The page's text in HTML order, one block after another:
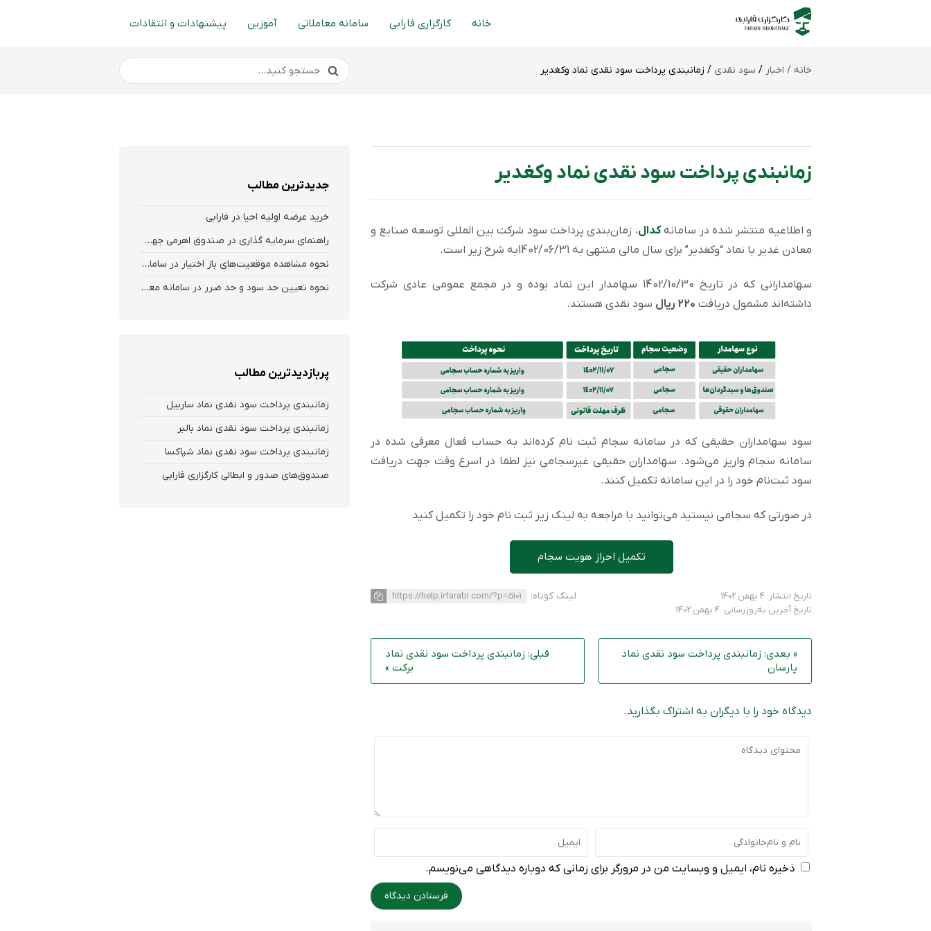
خانه کارگزاری فارابی سامانه معاملاتی آموزین پیشنهادات و انتقادات
خانه / اخبار / سود نقدی / زمانبندی پرداخت سود نقدی نماد وکغدیر
زمانبندی پرداخت سود نقدی نماد وکغدیر
و اطلاعیه منتشر شده در سامانهکدال، زمان‌بندی پرداخت سود شرکت بين المللی توسعه صنايع و
معادن غدير با نماد “وکغدیر” برای سال مالی منتهی به 1402/06/31به شرح زیر است.
سهامدارانی که در تاریخ 1402/10/30 سهامدار این نماد بوده و در مجمع عمومی عادی شرکت
داشته‌اند مشمول دریافت 220 ریال سود نقدی هستند.
سود سهامداران حقیقی که در سامانه سجام ثبت نام کرده‌اند به حساب فعال معرفی شده در
سامانه سجام واریز می‌شود. سهامداران حقیقی غیرسجامی نیز لطفا در اسرع وقت جهت دریافت
سود ثبت‌نام خود را در این سامانه تکمیل کنند.
در صورتی که سجامی نیستید می‌توانید با مراجعه به لینک زیر ثبت نام خود را تکمیل کنید
تکمیل احراز هویت سجام
تاریخ انتشار: 4 بهمن 1402
تاریخ آخرین به‌روزرسانی: 4 بهمن 1402
لینک کوتاه: https://help.irfarabi.com/?p=5101
« بعدی: زمانبندی پرداخت سود نقدی نماد
پارسان
قبلی: زمانبندی پرداخت سود نقدی نماد
برکت »
دیدگاه خود را با دیگران به اشتراک بگذارید.
ذخیره نام، ایمیل و وبسایت من در مرورگر برای زمانی که دوباره دیدگاهی می‌نویسم.
جدیدترین مطالب
خرید عرضه اولیه احیا در فارابی
راهنمای سرمایه گذاری در صندوق اهرمی جهش
نحوه‌ مشاهده‌ موقعیت‌های باز اختیار در سامانه هلیوم و نکست
نحوه تعیین حد سود و حد ضرر در سامانه معاملاتی کارگزاری فارابی
پربازدیدترین مطالب
زمانبندی پرداخت سود نقدی نماد ساربیل
زمانبندی پرداخت سود نقدی نماد بالبر
زمانبندی پرداخت سود نقدی نماد شپاکسا
صندوق‌های صدور و ابطالی کارگزاری فارابی